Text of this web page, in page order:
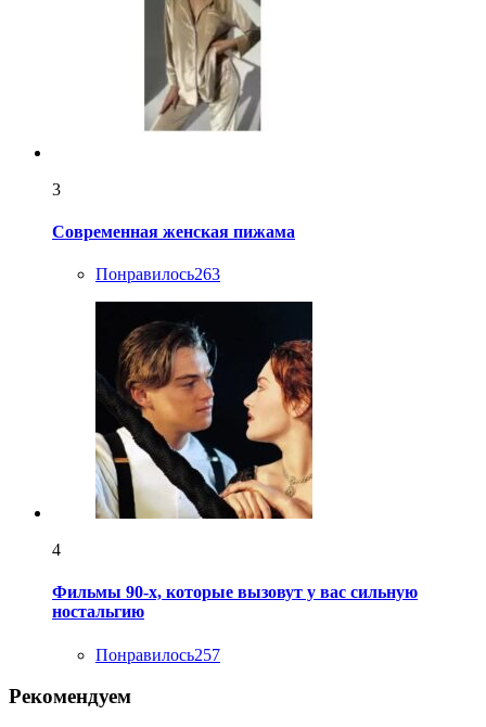
3
Современная женская пижама
Понравилось263
4
Фильмы 90-х, которые вызовут у вас сильную
ностальгию
Понравилось257
Рекомендуем